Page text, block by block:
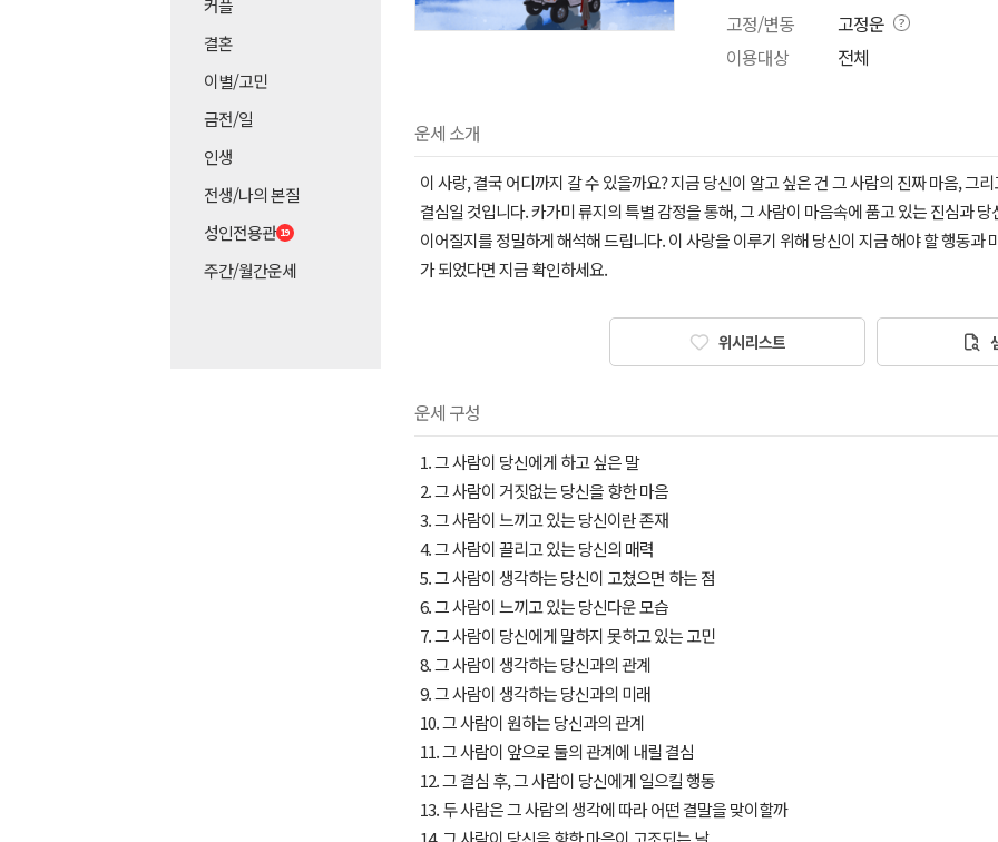
커플
결혼
이별/고민
금전/일
인생
전생/나의 본질
성인전용관
주간/월간운세
고정/변동
고정운
이용대상
전체
운세 소개
이 사랑, 결국 어디까지 갈 수 있을까요? 지금 당신이 알고 싶은 건 그 사람의 진짜 마음, 그
결심일 것입니다. 카가미 류지의 특별 감정을 통해, 그 사람이 마음속에 품고 있는 진심과
이어질지를 정밀하게 해석해 드립니다. 이 사랑을 이루기 위해 당신이 지금 해야 할 행동과
가 되었다면 지금 확인하세요.
위시리스트
운세 구성
1. 그 사람이 당신에게 하고 싶은 말
2. 그 사람이 거짓없는 당신을 향한 마음
3. 그 사람이 느끼고 있는 당신이란 존재
4. 그 사람이 끌리고 있는 당신의 매력
5. 그 사람이 생각하는 당신이 고쳤으면 하는 점
6. 그 사람이 느끼고 있는 당신다운 모습
7. 그 사람이 당신에게 말하지 못하고 있는 고민
8. 그 사람이 생각하는 당신과의 관계
9. 그 사람이 생각하는 당신과의 미래
10. 그 사람이 원하는 당신과의 관계
11. 그 사람이 앞으로 둘의 관계에 내릴 결심
12. 그 결심 후, 그 사람이 당신에게 일으킬 행동
13. 두 사람은 그 사람의 생각에 따라 어떤 결말을 맞이할까